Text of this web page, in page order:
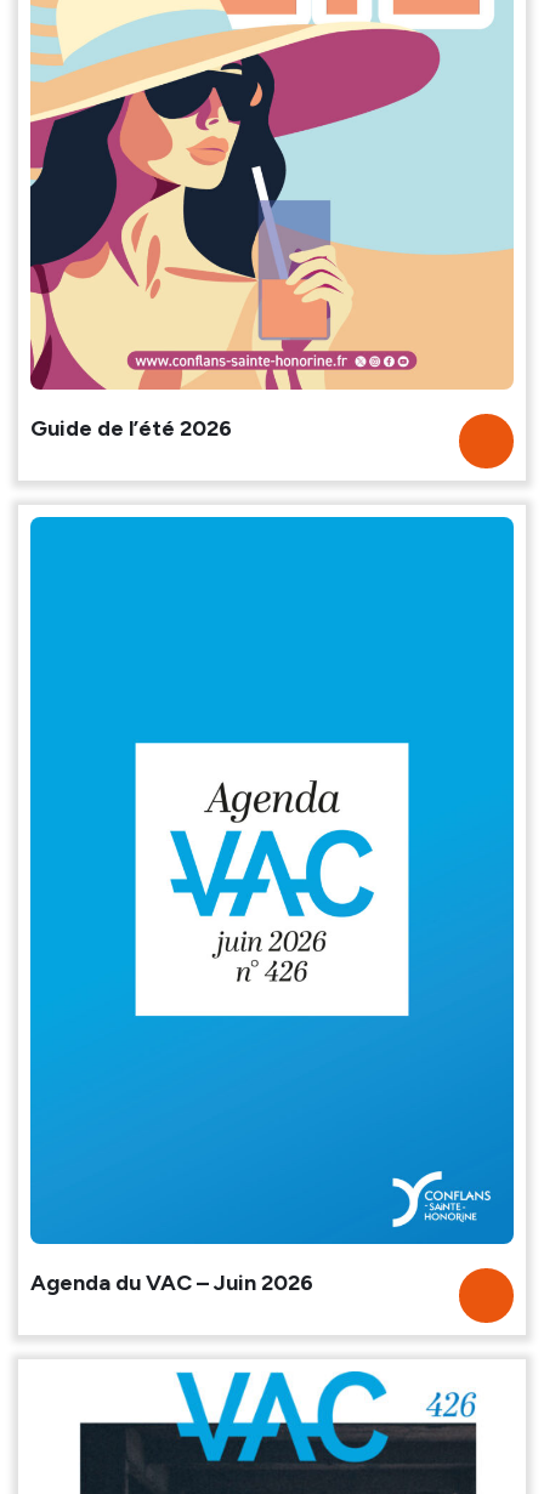
Guide de l’été 2026
Agenda du VAC – Juin 2026